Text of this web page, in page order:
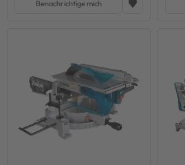
Benachrichtige mich